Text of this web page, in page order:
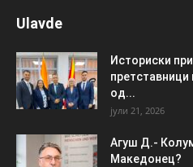
Ulavde
Историски
од...
јули 21, 2026
Агуш Д.-
Македонец?